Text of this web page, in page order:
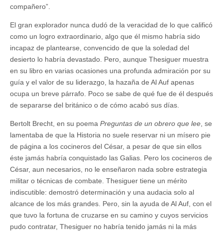
compañero”.
El gran explorador nunca dudó de la veracidad de lo que calificó
como un logro extraordinario, algo que él mismo habría sido
incapaz de plantearse, convencido de que la soledad del
desierto lo habría devastado. Pero, aunque Thesiguer muestra
en su libro en varias ocasiones una profunda admiración por su
guía y el valor de su liderazgo, la hazaña de Al Auf apenas
ocupa un breve párrafo. Poco se sabe de qué fue de él después
de separarse del británico o de cómo acabó sus días.
Bertolt Brecht, en su poema Preguntas de un obrero que lee , se
lamentaba de que la Historia no suele reservar ni un mísero pie
de página a los cocineros del César, a pesar de que sin ellos
éste jamás habría conquistado las Galias. Pero los cocineros de
César, aun necesarios, no le enseñaron nada sobre estrategia
militar o técnicas de combate. Thesiguer tiene un mérito
indiscutible: demostró determinación y una audacia solo al
alcance de los más grandes. Pero, sin la ayuda de Al Auf, con el
que tuvo la fortuna de cruzarse en su camino y cuyos servicios
pudo contratar, Thesiguer no habría tenido jamás ni la más